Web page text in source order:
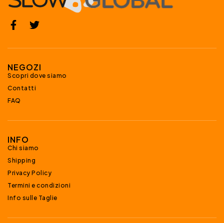
NEGOZI
Scopri dove siamo
Contatti
FAQ
INFO
Chi siamo
Shipping
Privacy Policy
Termini e condizioni
Info sulle Taglie